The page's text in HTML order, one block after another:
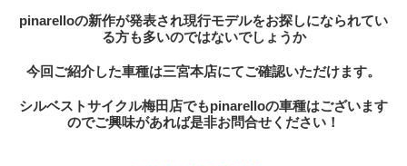
pinarelloの新作が発表され現行モデルをお探しになられてい
る方も多いのではないでしょうか
今回ご紹介した車種は三宮本店にてご確認いただけます。
シルベストサイクル梅田店でもpinarelloの車種はございます
のでご興味があれば是非お問合せください！